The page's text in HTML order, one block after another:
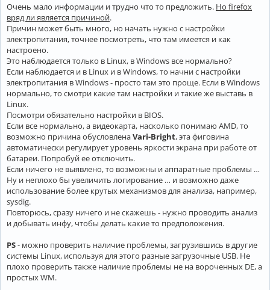
Очень мало информации и трудно что то предложить. Но firefox
вряд ли является причиной.
Причин может быть много, но начать нужно с настройки
электропитания, точнее посмотреть, что там имеется и как
настроено.
Это наблюдается только в Linux, в Windows все нормально?
Если наблюдается и в Linux и в Windows, то начни с настройки
электропитания в Windows - просто там это проще. Если в Windows
нормально, то смотри какие там настройки и такие же выставь в
Linux.
Посмотри обязательно настройки в BIOS.
Если все нормально, а видеокарта, насколько понимаю AMD, то
возможно причина обусловленаVari-Bright, эта фиговина
автоматически регулирует уровень яркости экрана при работе от
батареи. Попробуй ее отключить.
Если ничего не выявлено, то возможны и аппаратные проблемы …
Ну и неплохо бы увеличить логирование … и возможно даже
использование более крутых механизмов для анализа, например,
sysdig.
Повторюсь, сразу ничего и не скажешь - нужно проводить анализ
и добывать инфу, чтобы делать какие то предположения.
PS- можно проверить наличие проблемы, загрузившись в другие
системы Linux, используя для этого разные загрузочные USB. Не
плохо проверить также наличие проблемы не на вороченных DE, а
простых WM.